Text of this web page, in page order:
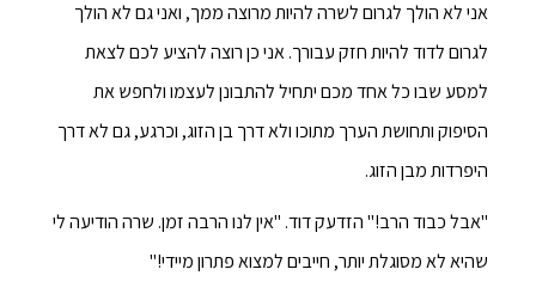
אני לא הולך לגרום לשרה להיות מרוצה ממך, ואני גם לא הולך
לגרום לדוד להיות חזק עבורך. אני כן רוצה להציע לכם לצאת
למסע שבו כל אחד מכם יתחיל להתבונן לעצמו ולחפש את
הסיפוק ותחושת הערך מתוכו ולא דרך בן הזוג, וכרגע, גם לא דרך
היפרדות מבן הזוג.
"אבל כבוד הרב!" הזדעק דוד. "אין לנו הרבה זמן. שרה הודיעה לי
שהיא לא מסוגלת יותר, חייבים למצוא פתרון מיידי!"